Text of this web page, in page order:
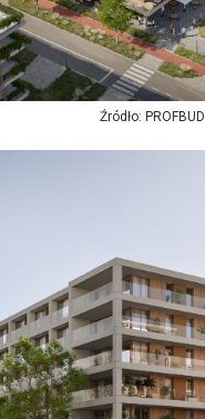
Źródło: PROFBUD